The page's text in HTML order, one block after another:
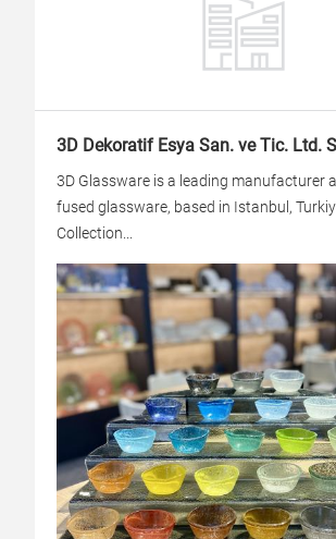
3D Dekoratif Esya San. ve Tic. Ltd.
3D Glassware is a leading manufacturer
fused glassware, based in Istanbul,
Collection...